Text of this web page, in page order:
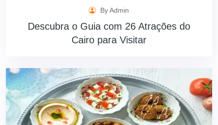
By Admin
Descubra o Guia com 26 Atrações do
Cairo para Visitar